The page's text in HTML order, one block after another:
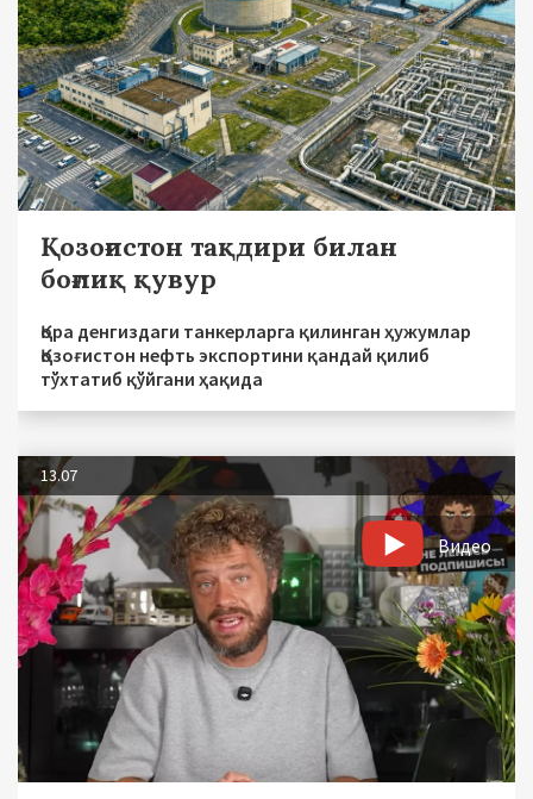
Қозоғистон тақдири билан
боғлиқ қувур
Қора денгиздаги танкерларга қилинган ҳужумлар
Қозоғистон нефть экспортини қандай қилиб
тўхтатиб қўйгани ҳақида
13.07
Видео